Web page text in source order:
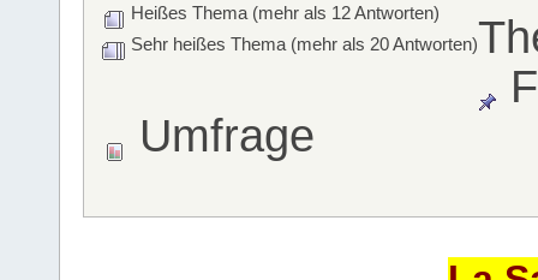
Heißes Thema (mehr als 12 Antworten)
Sehr heißes Thema (mehr als 20 Antworten)
Umfrage